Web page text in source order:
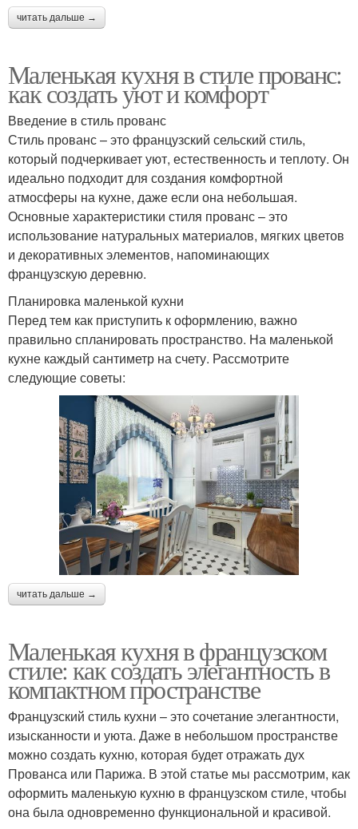
читать дальше →
Маленькая кухня в стиле прованс:
как создать уют и комфорт
Введение в стиль прованс
Стиль прованс – это французский сельский стиль,
который подчеркивает уют, естественность и теплоту. Он
идеально подходит для создания комфортной
атмосферы на кухне, даже если она небольшая.
Основные характеристики стиля прованс – это
использование натуральных материалов, мягких цветов
и декоративных элементов, напоминающих
французскую деревню.
Планировка маленькой кухни
Перед тем как приступить к оформлению, важно
правильно спланировать пространство. На маленькой
кухне каждый сантиметр на счету. Рассмотрите
следующие советы:
читать дальше →
Маленькая кухня в французском
стиле: как создать элегантность в
компактном пространстве
Французский стиль кухни – это сочетание элегантности,
изысканности и уюта. Даже в небольшом пространстве
можно создать кухню, которая будет отражать дух
Прованса или Парижа. В этой статье мы рассмотрим, как
оформить маленькую кухню в французском стиле, чтобы
она была одновременно функциональной и красивой.